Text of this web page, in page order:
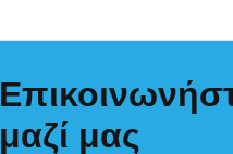
μαζί μας